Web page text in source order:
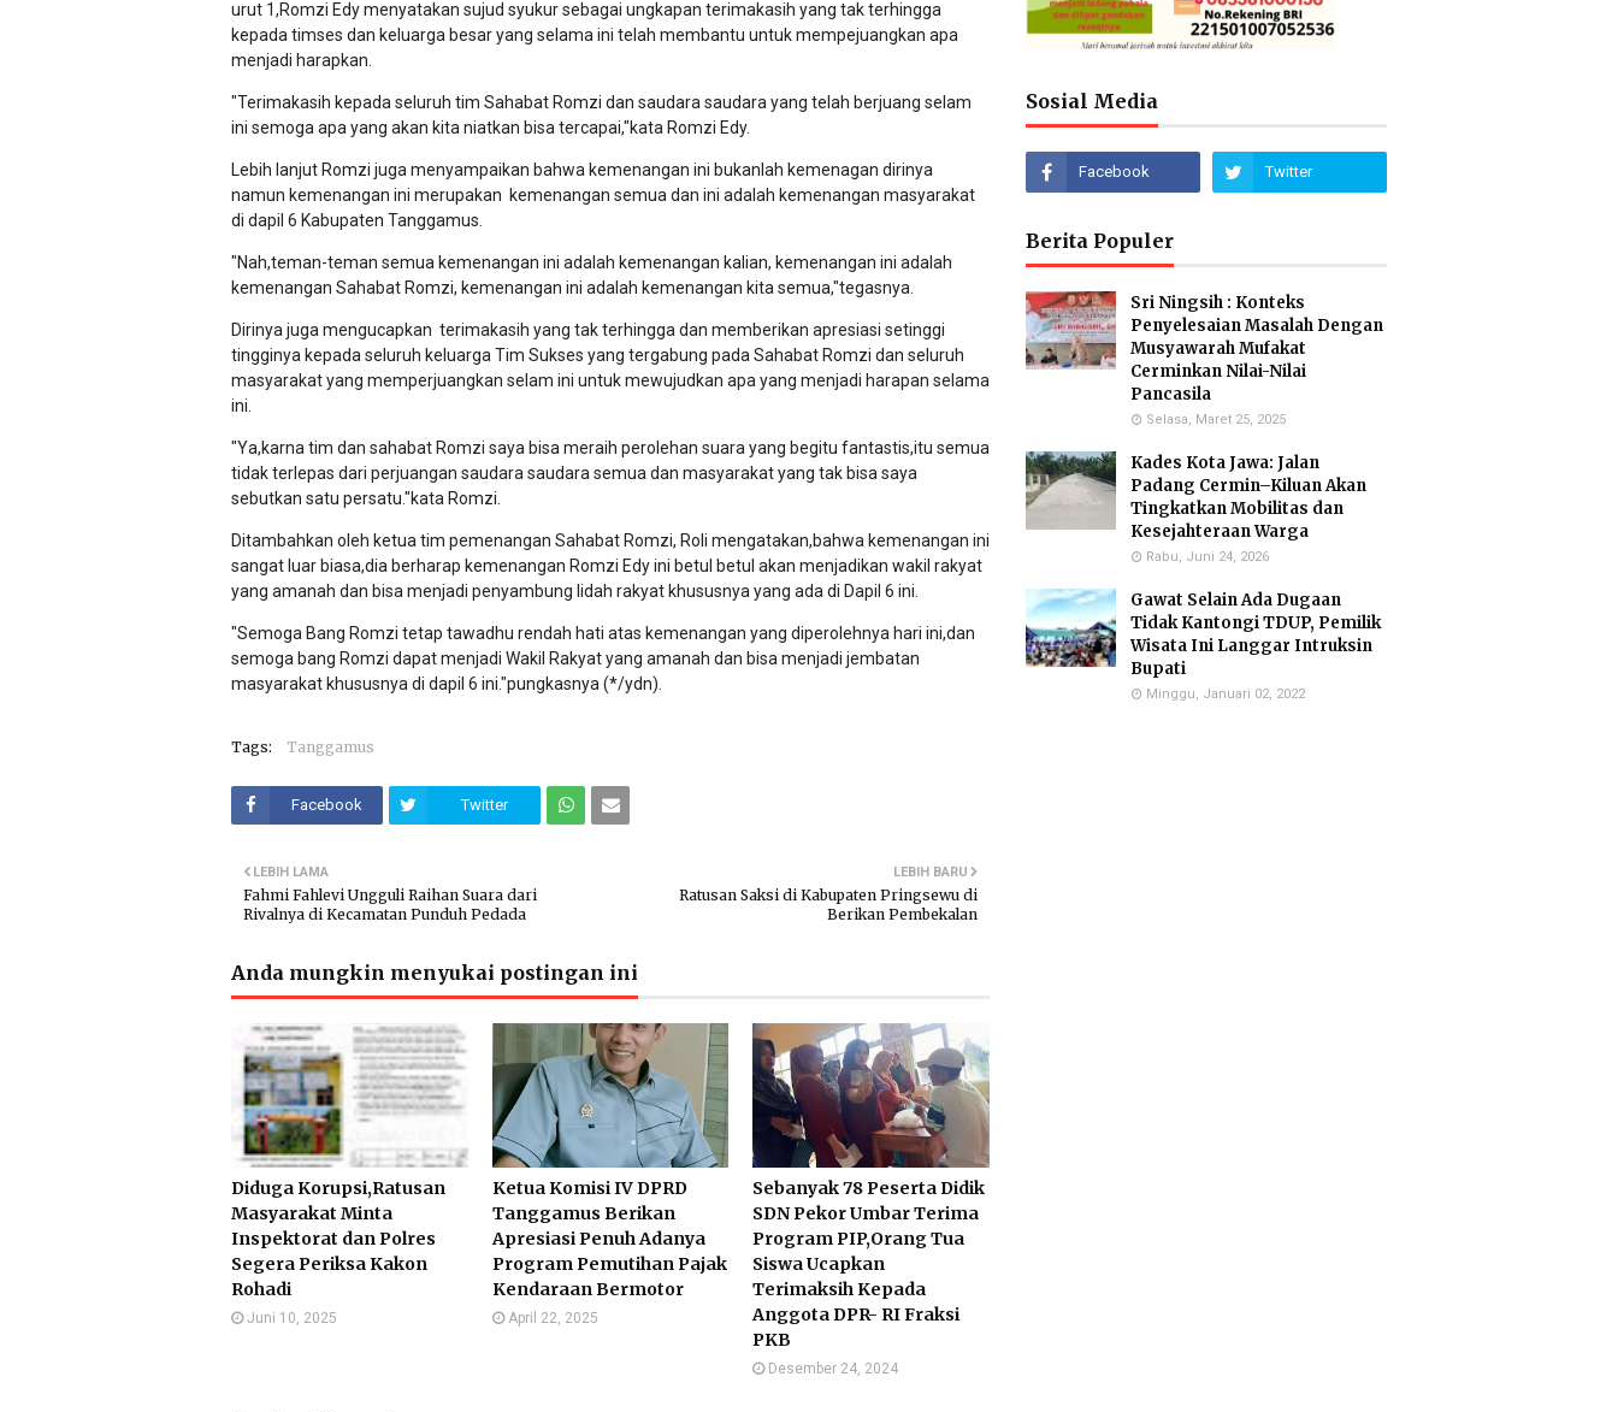
urut 1,Romzi Edy menyatakan sujud syukur sebagai ungkapan terimakasih yang tak terhingga
kepada timses dan keluarga besar yang selama ini telah membantu untuk mempejuangkan apa
menjadi harapkan.
"Terimakasih kepada seluruh tim Sahabat Romzi dan saudara saudara yang telah berjuang selam
ini semoga apa yang akan kita niatkan bisa tercapai,"kata Romzi Edy.
Lebih lanjut Romzi juga menyampaikan bahwa kemenangan ini bukanlah kemenagan dirinya
namun kemenangan ini merupakan kemenangan semua dan ini adalah kemenangan masyarakat
di dapil 6 Kabupaten Tanggamus.
"Nah,teman-teman semua kemenangan ini adalah kemenangan kalian, kemenangan ini adalah
kemenangan Sahabat Romzi, kemenangan ini adalah kemenangan kita semua,"tegasnya.
Dirinya juga mengucapkan terimakasih yang tak terhingga dan memberikan apresiasi setinggi
tingginya kepada seluruh keluarga Tim Sukses yang tergabung pada Sahabat Romzi dan seluruh
masyarakat yang memperjuangkan selam ini untuk mewujudkan apa yang menjadi harapan selama
ini.
"Ya,karna tim dan sahabat Romzi saya bisa meraih perolehan suara yang begitu fantastis,itu semua
tidak terlepas dari perjuangan saudara saudara semua dan masyarakat yang tak bisa saya
sebutkan satu persatu."kata Romzi.
Ditambahkan oleh ketua tim pemenangan Sahabat Romzi, Roli mengatakan,bahwa kemenangan ini
sangat luar biasa,dia berharap kemenangan Romzi Edy ini betul betul akan menjadikan wakil rakyat
yang amanah dan bisa menjadi penyambung lidah rakyat khususnya yang ada di Dapil 6 ini.
"Semoga Bang Romzi tetap tawadhu rendah hati atas kemenangan yang diperolehnya hari ini,dan
semoga bang Romzi dapat menjadi Wakil Rakyat yang amanah dan bisa menjadi jembatan
masyarakat khususnya di dapil 6 ini."pungkasnya (*/ydn).
Tags: Tanggamus
Facebook Twitter
LEBIH BARU
Ratusan Saksi di Kabupaten Pringsewu di
Berikan Pembekalan
LEBIH LAMA
Fahmi Fahlevi Ungguli Raihan Suara dari
Rivalnya di Kecamatan Punduh Pedada
Anda mungkin menyukai postingan ini
Diduga Korupsi,Ratusan
Masyarakat Minta
Inspektorat dan Polres
Segera Periksa Kakon
Rohadi
Juni 10, 2025
Ketua Komisi IV DPRD
Tanggamus Berikan
Apresiasi Penuh Adanya
Program Pemutihan Pajak
Kendaraan Bermotor
April 22, 2025
Sebanyak 78 Peserta Didik
SDN Pekor Umbar Terima
Program PIP,Orang Tua
Siswa Ucapkan
Terimaksih Kepada
Anggota DPR- RI Fraksi
PKB
Desember 24, 2024
Sosial Media
Berita Populer
Sri Ningsih : Konteks
Penyelesaian Masalah Dengan
Musyawarah Mufakat
Cerminkan Nilai-Nilai
Pancasila
Selasa, Maret 25, 2025
Kades Kota Jawa: Jalan
Padang Cermin–Kiluan Akan
Tingkatkan Mobilitas dan
Kesejahteraan Warga
Rabu, Juni 24, 2026
Gawat Selain Ada Dugaan
Tidak Kantongi TDUP, Pemilik
Wisata Ini Langgar Intruksin
Bupati
Minggu, Januari 02, 2022